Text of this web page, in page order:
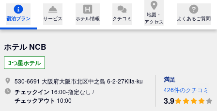
宿泊プラン サービス ホテル情報 クチコミ
地図・
アクセス
よくあるご質問
ホテル NCB
3つ星ホテル
530-6691 大阪府大阪市北区中之島 6-2-27Kita-ku
チェックイン 16:00-指定なし /
チェックアウト 10:00
満足
426件のクチコミ
3.9